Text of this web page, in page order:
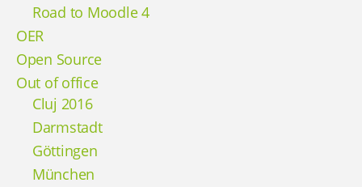
Road to Moodle 4
OER
Open Source
Out of office
Cluj 2016
Darmstadt
Göttingen
München